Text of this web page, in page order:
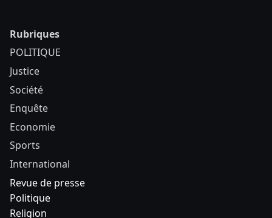
Rubriques
POLITIQUE
Justice
Société
Enquête
Economie
Sports
International
Revue de presse
Politique
Religion